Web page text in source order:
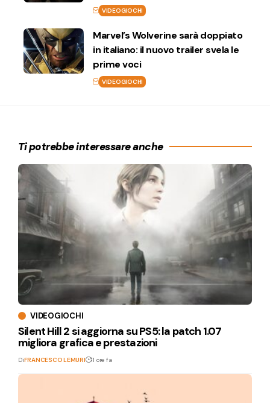
VIDEOGIOCHI
Marvel’s Wolverine sarà doppiato
in italiano: il nuovo trailer svela le
prime voci
VIDEOGIOCHI
Ti potrebbe interessare anche
VIDEOGIOCHI
Silent Hill 2 si aggiorna su PS5: la patch 1.07
migliora grafica e prestazioni
DiFRANCESCO LEMURI 11 ore fa